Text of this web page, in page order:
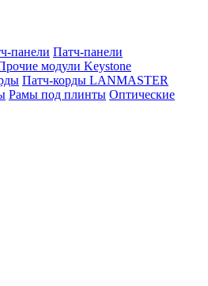
панели Патч-панели
модули Keystone
Патч-корды LANMASTER
Рамы под плинты Оптические